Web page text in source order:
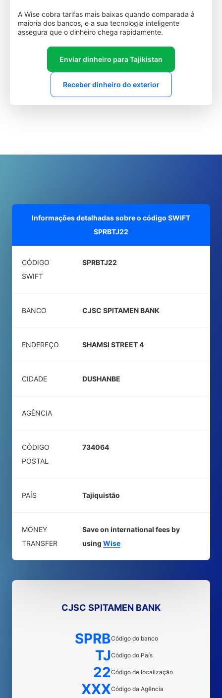
A Wise cobra tarifas mais baixas quando comparada à
maioria dos bancos, e a sua tecnologia inteligente
assegura que o dinheiro chega rapidamente.
Enviar dinheiro para Tajikistan
Receber dinheiro do exterior
Informações detalhadas sobre o código SWIFT
SPRBTJ22
CÓDIGO
SWIFT
SPRBTJ22
BANCO CJSC SPITAMEN BANK
ENDEREÇO SHAMSI STREET 4
CIDADE DUSHANBE
AGÊNCIA
CÓDIGO
POSTAL
734064
PAÍS Tajiquistão
MONEY
TRANSFER
Save on international fees by
using Wise
CJSC SPITAMEN BANK
SPRBCódigo do banco
TJCódigo do País
22Código de localização
XXXCódigo da Agência